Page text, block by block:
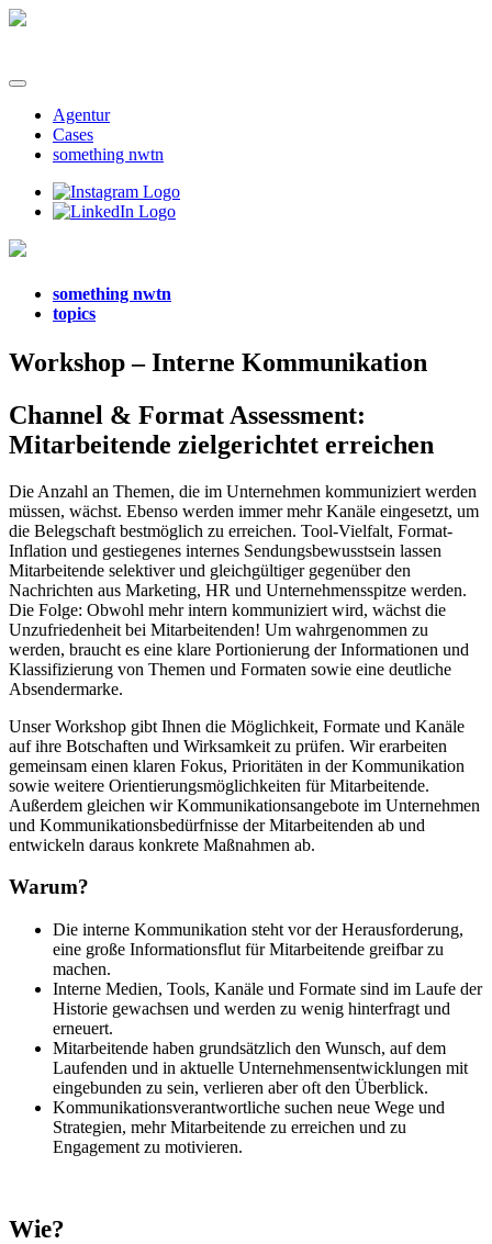
Zum
Agentur
Cases
something nwtn
something nwtn
topics
Workshop – Interne Kommunikation
Channel & Format Assessment:
Mitarbeitende zielgerichtet erreichen
Die Anzahl an Themen, die im Unternehmen kommuniziert werden
müssen, wächst. Ebenso werden immer mehr Kanäle eingesetzt, um
die Belegschaft bestmöglich zu erreichen. Tool-Vielfalt, Format-
Inflation und gestiegenes internes Sendungsbewusstsein lassen
Mitarbeitende selektiver und gleichgültiger gegenüber den
Nachrichten aus Marketing, HR und Unternehmensspitze werden.
Die Folge: Obwohl mehr intern kommuniziert wird, wächst die
Unzufriedenheit bei Mitarbeitenden! Um wahrgenommen zu
werden, braucht es eine klare Portionierung der Informationen und
Klassifizierung von Themen und Formaten sowie eine deutliche
Absendermarke.
Unser Workshop gibt Ihnen die Möglichkeit, Formate und Kanäle
auf ihre Botschaften und Wirksamkeit zu prüfen. Wir erarbeiten
gemeinsam einen klaren Fokus, Prioritäten in der Kommunikation
sowie weitere Orientierungsmöglichkeiten für Mitarbeitende.
Außerdem gleichen wir Kommunikationsangebote im Unternehmen
und Kommunikationsbedürfnisse der Mitarbeitenden ab und
entwickeln daraus konkrete Maßnahmen ab.
Warum?
Die interne Kommunikation steht vor der Herausforderung,
eine große Informationsflut für Mitarbeitende greifbar zu
machen.
Interne Medien, Tools, Kanäle und Formate sind im Laufe der
Historie gewachsen und werden zu wenig hinterfragt und
erneuert.
Mitarbeitende haben grundsätzlich den Wunsch, auf dem
Laufenden und in aktuelle Unternehmensentwicklungen mit
eingebunden zu sein, verlieren aber oft den Überblick.
Kommunikationsverantwortliche suchen neue Wege und
Strategien, mehr Mitarbeitende zu erreichen und zu
Engagement zu motivieren.
Wie?